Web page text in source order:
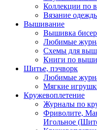
Коллекции по
Вязание
Вышивание
Вышивка
Любимые
Схемы для
Книги по
Шитье, пэчворк
Любимые
Мягкие
Кружевоплетение
Журналы по
Фриволите,
Игольное